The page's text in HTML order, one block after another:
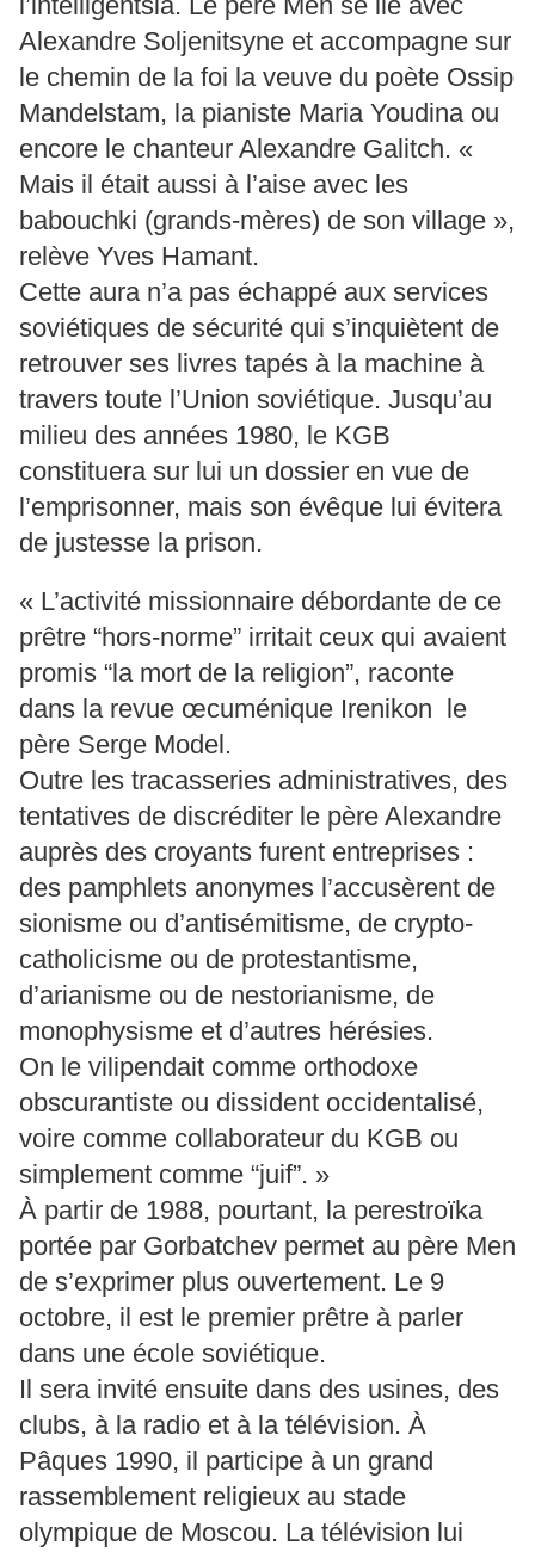
Alexandre Soljenitsyne et accompagne sur
le chemin de la foi la veuve du poète Ossip
Mandelstam, la pianiste Maria Youdina ou
encore le chanteur Alexandre Galitch. «
Mais il était aussi à l’aise avec les
babouchki (grands-mères) de son village »,
relève Yves Hamant.
Cette aura n’a pas échappé aux services
soviétiques de sécurité qui s’inquiètent de
retrouver ses livres tapés à la machine à
travers toute l’Union soviétique. Jusqu’au
milieu des années 1980, le KGB
constituera sur lui un dossier en vue de
l’emprisonner, mais son évêque lui évitera
de justesse la prison.
« L’activité missionnaire débordante de ce
prêtre “hors-norme” irritait ceux qui avaient
promis “la mort de la religion”, raconte
dans la revue œcuménique Irenikon le
père Serge Model.
Outre les tracasseries administratives, des
tentatives de discréditer le père Alexandre
auprès des croyants furent entreprises :
des pamphlets anonymes l’accusèrent de
sionisme ou d’antisémitisme, de crypto-
catholicisme ou de protestantisme,
d’arianisme ou de nestorianisme, de
monophysisme et d’autres hérésies.
On le vilipendait comme orthodoxe
obscurantiste ou dissident occidentalisé,
voire comme collaborateur du KGB ou
simplement comme “juif”. »
À partir de 1988, pourtant, la perestroïka
portée par Gorbatchev permet au père Men
de s’exprimer plus ouvertement. Le 9
octobre, il est le premier prêtre à parler
dans une école soviétique.
Il sera invité ensuite dans des usines, des
clubs, à la radio et à la télévision. À
Pâques 1990, il participe à un grand
rassemblement religieux au stade
olympique de Moscou. La télévision lui